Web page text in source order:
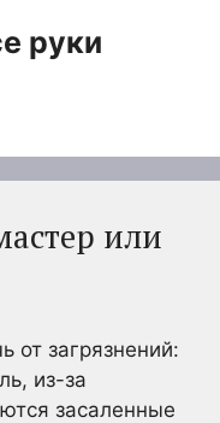
руки
или
от загрязнений:
из-за
засаленные